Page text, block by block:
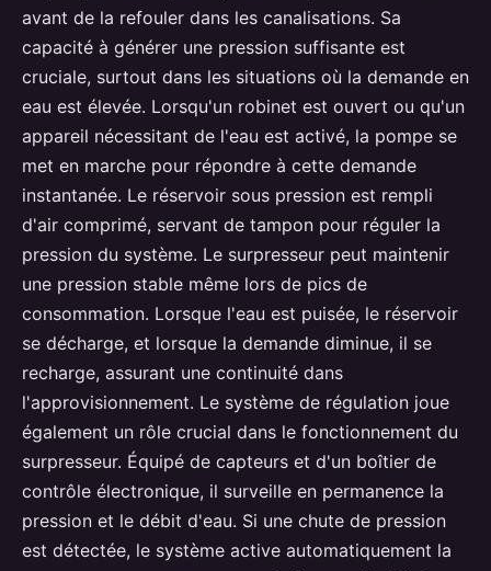
avant de la refouler dans les canalisations. Sa
capacité à générer une pression suffisante est
cruciale, surtout dans les situations où la demande en
eau est élevée. Lorsqu'un robinet est ouvert ou qu'un
appareil nécessitant de l'eau est activé, la pompe se
met en marche pour répondre à cette demande
instantanée. Le réservoir sous pression est rempli
d'air comprimé, servant de tampon pour réguler la
pression du système. Le surpresseur peut maintenir
une pression stable même lors de pics de
consommation. Lorsque l'eau est puisée, le réservoir
se décharge, et lorsque la demande diminue, il se
recharge, assurant une continuité dans
l'approvisionnement. Le système de régulation joue
également un rôle crucial dans le fonctionnement du
surpresseur. Équipé de capteurs et d'un boîtier de
contrôle électronique, il surveille en permanence la
pression et le débit d'eau. Si une chute de pression
est détectée, le système active automatiquement la